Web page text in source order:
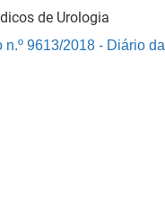
de Urologia
9613/2018 - Diário